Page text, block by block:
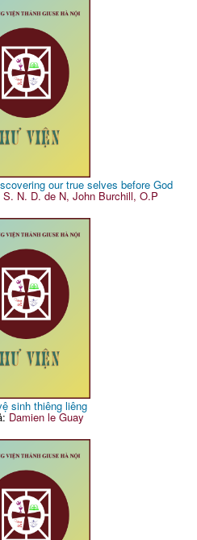
our true selves before God
S. N. D. de N, John Burchill, O.P
sinh thiêng liêng
Damien le Guay